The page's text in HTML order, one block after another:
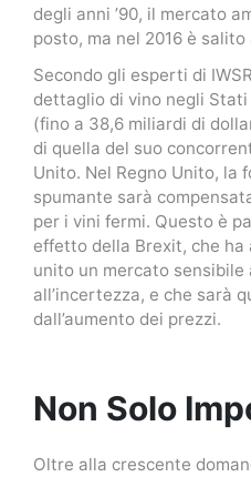
degli anni ’90, il mercato
posto, ma nel 2016 è
Secondo gli esperti di
dettaglio di vino negli Stati
(fino a 38,6 miliardi di
di quella del suo
Unito. Nel Regno Unito, la
spumante sarà
per i vini fermi. Questo è
effetto della Brexit, che
unito un mercato sensibile
all’incertezza, e che sarà
dall’aumento dei prezzi.
Non Solo
Oltre alla crescente